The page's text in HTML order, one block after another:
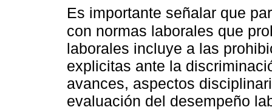
Es importante señalar que
con normas laborales que
laborales incluye a las
explicitas ante la
avances, aspectos
evaluación del desempeño